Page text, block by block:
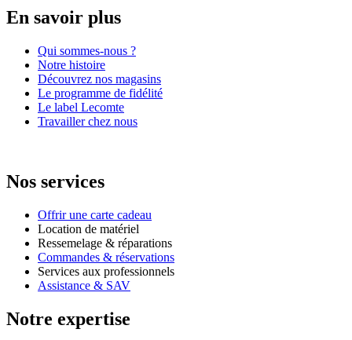
En savoir plus
Qui sommes-nous ?
Notre histoire
Découvrez nos magasins
Le programme de fidélité
Le label Lecomte
Travailler chez nous
Nos services
Offrir une carte cadeau
Location de matériel
Ressemelage & réparations
Commandes & réservations
Services aux professionnels
Assistance & SAV
Notre expertise